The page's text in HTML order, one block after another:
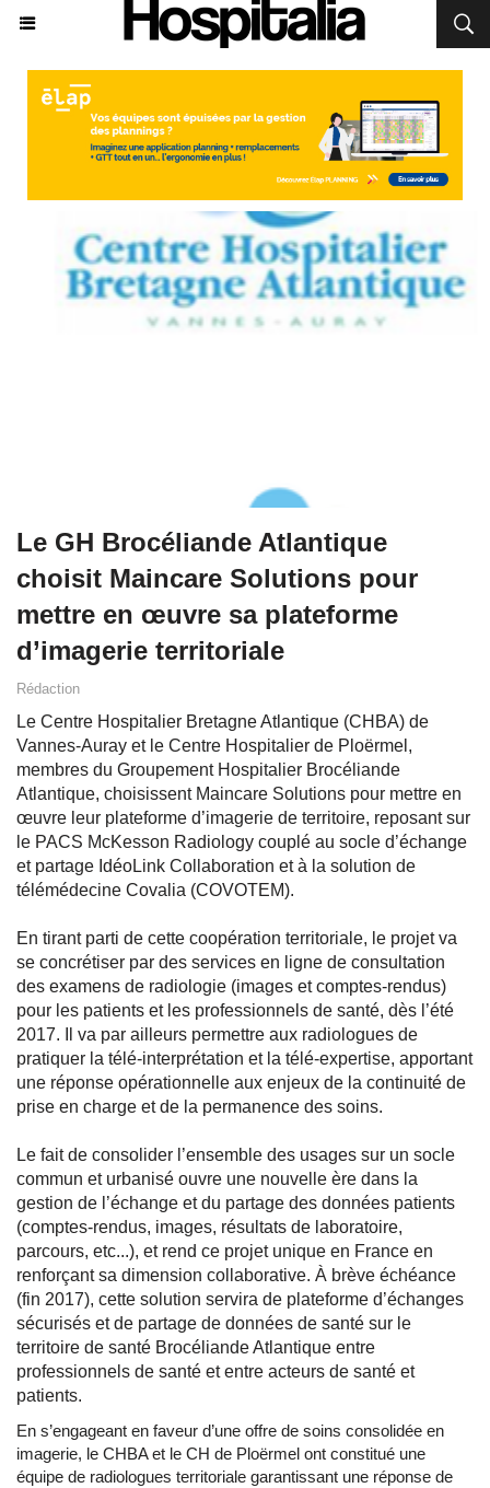
Le GH Brocéliande Atlantique
choisit Maincare Solutions pour
mettre en œuvre sa plateforme
d’imagerie territoriale
Rédaction
Le Centre Hospitalier Bretagne Atlantique (CHBA) de
Vannes-Auray et le Centre Hospitalier de Ploërmel,
membres du Groupement Hospitalier Brocéliande
Atlantique, choisissent Maincare Solutions pour mettre en
œuvre leur plateforme d’imagerie de territoire, reposant sur
le PACS McKesson Radiology couplé au socle d’échange
et partage IdéoLink Collaboration et à la solution de
télémédecine Covalia (COVOTEM).
En tirant parti de cette coopération territoriale, le projet va
se concrétiser par des services en ligne de consultation
des examens de radiologie (images et comptes-rendus)
pour les patients et les professionnels de santé, dès l’été
2017. Il va par ailleurs permettre aux radiologues de
pratiquer la télé-interprétation et la télé-expertise, apportant
une réponse opérationnelle aux enjeux de la continuité de
prise en charge et de la permanence des soins.
Le fait de consolider l’ensemble des usages sur un socle
commun et urbanisé ouvre une nouvelle ère dans la
gestion de l’échange et du partage des données patients
(comptes-rendus, images, résultats de laboratoire,
parcours, etc...), et rend ce projet unique en France en
renforçant sa dimension collaborative. À brève échéance
(fin 2017), cette solution servira de plateforme d’échanges
sécurisés et de partage de données de santé sur le
territoire de santé Brocéliande Atlantique entre
professionnels de santé et entre acteurs de santé et
patients.
En s’engageant en faveur d’une offre de soins consolidée en
imagerie, le CHBA et le CH de Ploërmel ont constitué une
équipe de radiologues territoriale garantissant une réponse de